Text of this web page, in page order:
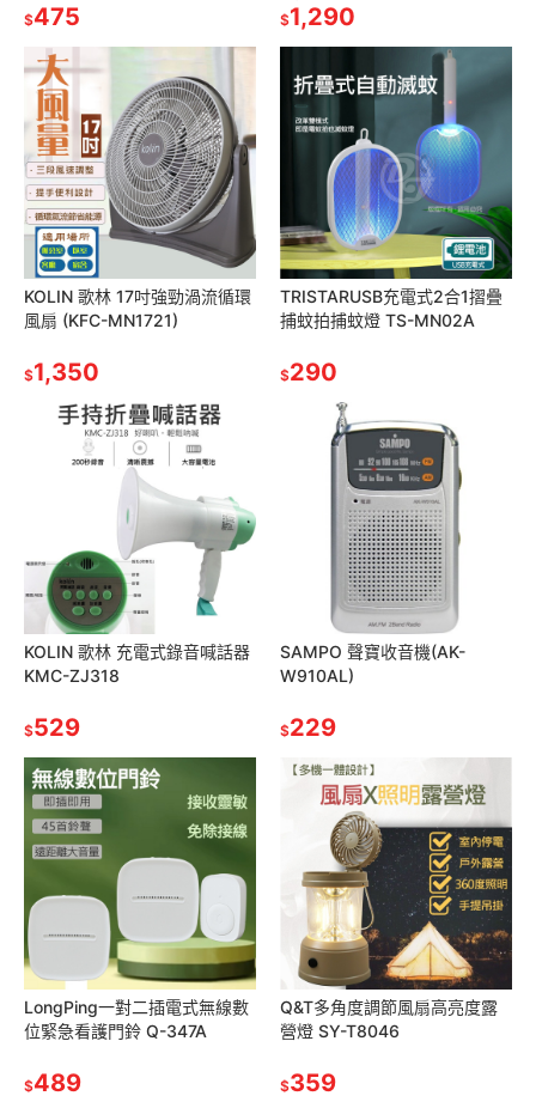
$475
$1,290
KOLIN 歌林 17吋強勁渦流循環
風扇 (KFC-MN1721)
$1,350
TRISTARUSB充電式2合1摺疊
捕蚊拍捕蚊燈 TS-MN02A
$290
KOLIN 歌林 充電式錄音喊話器
KMC-ZJ318
$529
SAMPO 聲寶收音機(AK-
W910AL)
$229
LongPing一對二插電式無線數
位緊急看護門鈴 Q-347A
$489
Q&T多角度調節風扇高亮度露
營燈 SY-T8046
$359